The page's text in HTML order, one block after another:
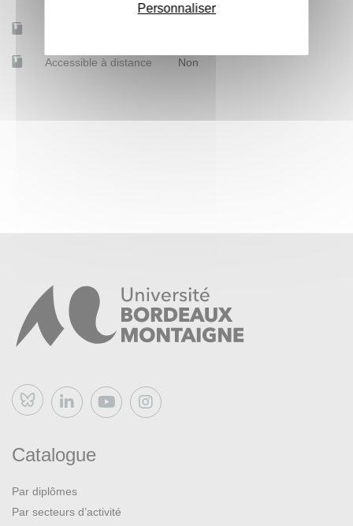
Accessible à distance Non
Bluesky
Catalogue
Par diplômes
Par secteurs d’activité
Personnaliser